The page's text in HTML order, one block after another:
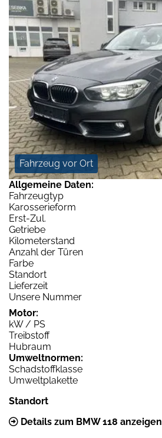
Fahrzeug vor Ort
Allgemeine Daten:
Fahrzeugtyp
Karosserieform
Erst-Zul.
Getriebe
Kilometerstand
Anzahl der Türen
Farbe
Standort
Lieferzeit
Unsere Nummer
Motor:
kW / PS
Treibstoff
Hubraum
Umweltnormen:
Schadstoffklasse
Umweltplakette
Standort
Details zum BMW 118 anzeigen